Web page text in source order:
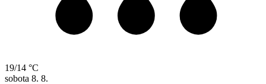
19/14 °C
sobota 8. 8.